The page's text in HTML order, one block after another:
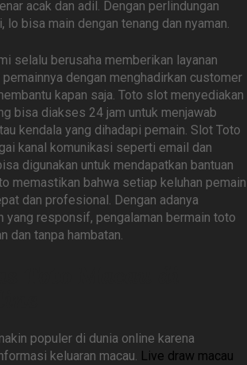
acak dan adil. Dengan perlindungan
lo bisa main dengan tenang dan nyaman.
selalu berusaha memberikan layanan
dengan menghadirkan customer
kapan saja. Toto slot menyediakan
bisa diakses 24 jam untuk menjawab
kendala yang dihadapi pemain. Slot Toto
kanal komunikasi seperti email dan
digunakan untuk mendapatkan bantuan
memastikan bahwa setiap keluhan pemain
dan profesional. Dengan adanya
yang responsif, pengalaman bermain toto
dan tanpa hambatan.
populer di dunia online karena
keluaran macau. Live draw macau